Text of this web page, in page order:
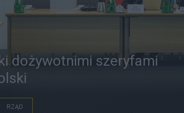
dożywotnimi szeryfami
RZĄD